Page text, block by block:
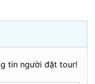
tin người đặt tour!